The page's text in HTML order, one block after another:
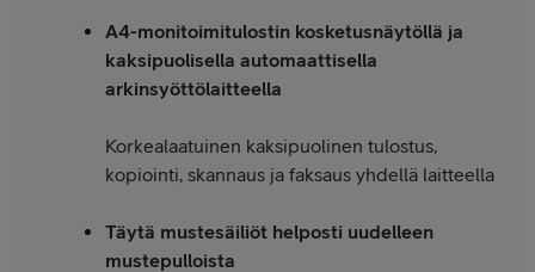
A4-monitoimitulostin kosketusnäytöllä ja
kaksipuolisella automaattisella
arkinsyöttölaitteella
Korkealaatuinen kaksipuolinen tulostus,
kopiointi, skannaus ja faksaus yhdellä laitteella
Täytä mustesäiliöt helposti uudelleen
mustepulloista